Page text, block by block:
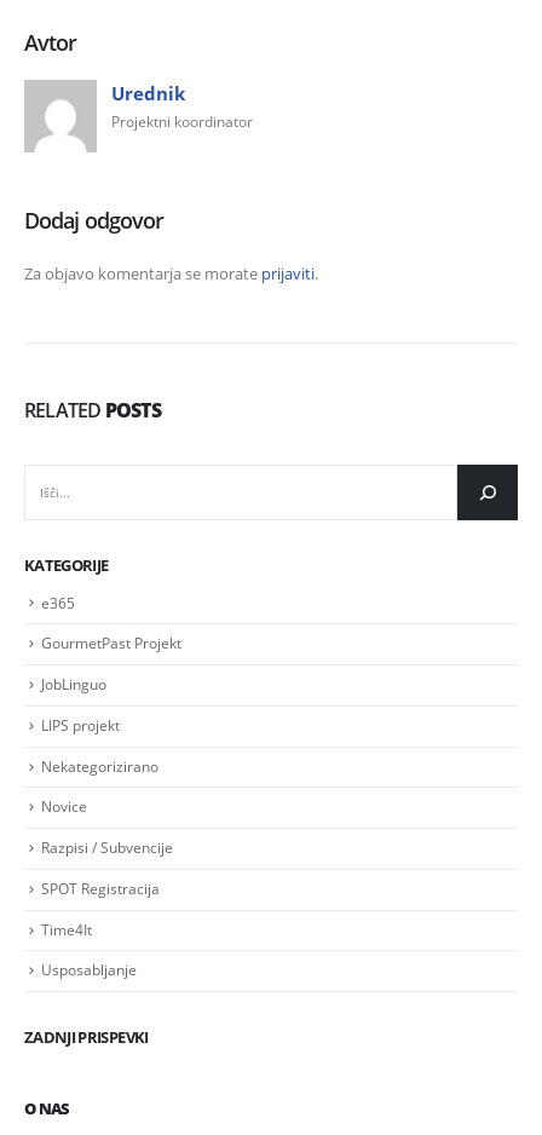
Avtor
Urednik
Projektni koordinator
Dodaj odgovor
Za objavo komentarja se morate prijaviti.
RELATED POSTS
KATEGORIJE
e365
GourmetPast Projekt
JobLinguo
LIPS projekt
Nekategorizirano
Novice
Razpisi / Subvencije
SPOT Registracija
Time4It
Usposabljanje
ZADNJI PRISPEVKI
O NAS